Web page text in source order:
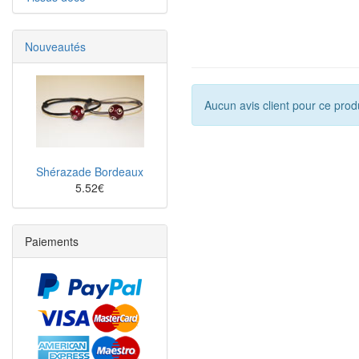
Aucun avis client pour ce
Nouveautés
Shérazade Bordeaux
5.52€
Paiements